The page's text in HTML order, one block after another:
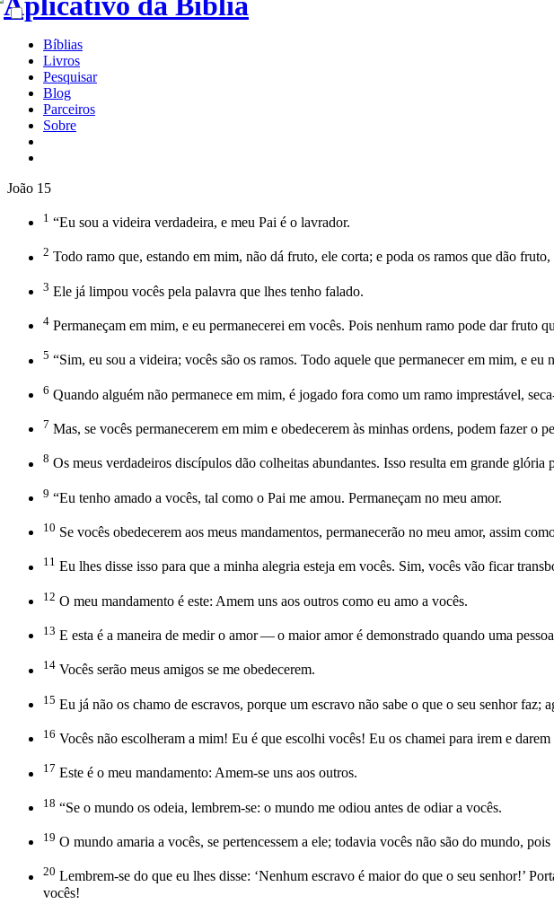
Bíblias
Livros
Pesquisar
Blog
Parceiros
Sobre
João 15
1 “Eu sou a videira verdadeira, e meu Pai é o lavrador.
2 Todo ramo que, estando em mim, não dá fruto, ele corta; e poda os ramos que dão
3 Ele já limpou vocês pela palavra que lhes tenho falado.
4 Permaneçam em mim, e eu permanecerei em vocês. Pois nenhum ramo pode dar fruto
5 “Sim, eu sou a videira; vocês são os ramos. Todo aquele que permanecer em mim, e
6 Quando alguém não permanece em mim, é jogado fora como um ramo imprestável,
7 Mas, se vocês permanecerem em mim e obedecerem às minhas ordens, podem fazer o
8 Os meus verdadeiros discípulos dão colheitas abundantes. Isso resulta em grande glória
9 “Eu tenho amado a vocês, tal como o Pai me amou. Permaneçam no meu amor.
10 Se vocês obedecerem aos meus mandamentos, permanecerão no meu amor, assim
11 Eu lhes disse isso para que a minha alegria esteja em vocês. Sim, vocês vão ficar
12 O meu mandamento é este: Amem uns aos outros como eu amo a vocês.
13 E esta é a maneira de medir o amor — o maior amor é demonstrado quando uma
14 Vocês serão meus amigos se me obedecerem.
15 Eu já não os chamo de escravos, porque um escravo não sabe o que o seu senhor
16 Vocês não escolheram a mim! Eu é que escolhi vocês! Eu os chamei para irem e
17 Este é o meu mandamento: Amem-se uns aos outros.
18 “Se o mundo os odeia, lembrem-se: o mundo me odiou antes de odiar a vocês.
19 O mundo amaria a vocês, se pertencessem a ele; todavia vocês não são do mundo,
20 Lembrem-se do que eu lhes disse: ‘Nenhum escravo é maior do que o seu senhor!’
vocês!